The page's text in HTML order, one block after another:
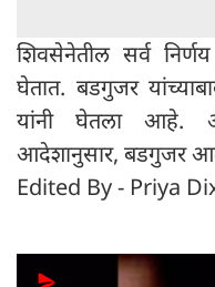
शिवसेनेतील सर्व
घेतात. बडगुजर
यांनी घेतला आहे.
आदेशानुसार, बडगुजर
Edited By - Priya